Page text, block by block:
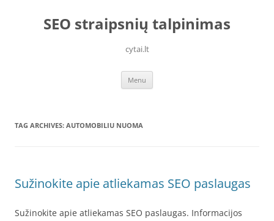
contentSEO straipsnių talpinimas
cytai.lt
Menu
TAG ARCHIVES: AUTOMOBILIU NUOMA
Sužinokite apie atliekamas SEO paslaugas
Sužinokite apie atliekamas SEO paslaugas. Informacijos